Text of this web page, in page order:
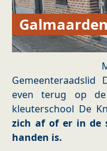
Galmaarden
Gemeenteraadslid
even terug op
kleuterschool De
zich af of er in de
handen is.